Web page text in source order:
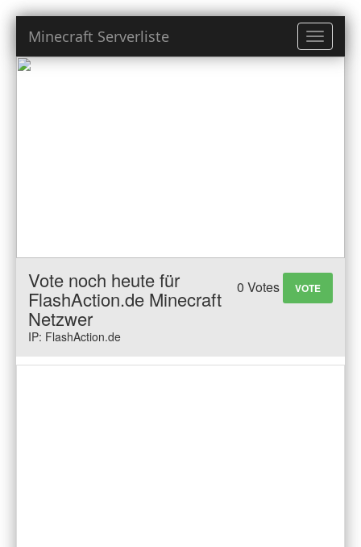
Toggle
Minecraft Serverliste
0 Votes VOTE
Vote noch heute für
FlashAction.de Minecraft
Netzwer
IP: FlashAction.de